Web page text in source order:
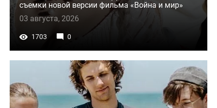
съемки новой версии фильма «Война и мир»
03 августа, 2026
1703 0